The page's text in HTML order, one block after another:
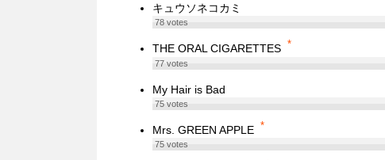
キュウソネコカミ
78votes
THE ORAL CIGARETTES *
77votes
My Hair is Bad
75votes
Mrs. GREEN APPLE *
75votes